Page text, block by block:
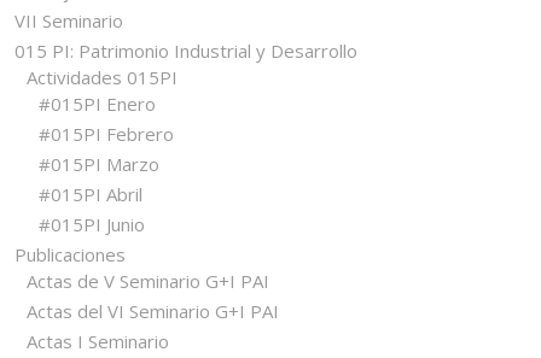
VII Seminario
015 PI: Patrimonio Industrial y Desarrollo
Actividades 015PI
#015PI Enero
#015PI Febrero
#015PI Marzo
#015PI Abril
#015PI Junio
Publicaciones
Actas de V Seminario G+I PAI
Actas del VI Seminario G+I PAI
Actas I Seminario